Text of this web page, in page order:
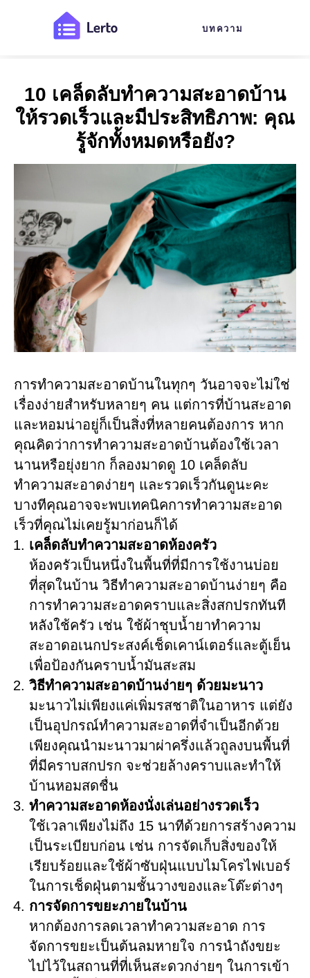
บทความ
10 เคล็ดลับทำความสะอาดบ้าน
ให้รวดเร็วและมีประสิทธิภาพ: คุณ
รู้จักทั้งหมดหรือยัง?
การทำความสะอาดบ้านในทุกๆ วันอาจจะไม่ใช่
เรื่องง่ายสำหรับหลายๆ คน แต่การที่บ้านสะอาด
และหอมน่าอยู่ก็เป็นสิ่งที่หลายคนต้องการ หาก
คุณคิดว่าการทำความสะอาดบ้านต้องใช้เวลา
นานหรือยุ่งยาก ก็ลองมาดดู 10 เคล็ดลับ
ทำความสะอาดง่ายๆ และรวดเร็วกันดูนะคะ
บางทีคุณอาจจะพบเทคนิคการทำความสะอาด
เร็วที่คุณไม่เคยรู้มาก่อนก็ได้
เคล็ดลับทำความสะอาดห้องครัว
ห้องครัวเป็นหนึ่งในพื้นที่ที่มีการใช้งานบ่อย
ที่สุดในบ้าน วิธีทำความสะอาดบ้านง่ายๆ คือ
การทำความสะอาดคราบและสิ่งสกปรกทันที
หลังใช้ครัว เช่น ใช้ผ้าชุบน้ำยาทำความ
สะอาดอเนกประสงค์เช็ดเคาน์เตอร์และตู้เย็น
เพื่อป้องกันคราบน้ำมันสะสม
วิธีทำความสะอาดบ้านง่ายๆ ด้วยมะนาว
มะนาวไม่เพียงแค่เพิ่มรสชาติในอาหาร แต่ยัง
เป็นอุปกรณ์ทำความสะอาดที่จำเป็นอีกด้วย
เพียงคุณนำมะนาวมาผ่าครึ่งแล้วถูลงบนพื้นที่
ที่มีคราบสกปรก จะช่วยล้างคราบและทำให้
บ้านหอมสดชื่น
ทำความสะอาดห้องนั่งเล่นอย่างรวดเร็ว
ใช้เวลาเพียงไม่ถึง 15 นาทีด้วยการสร้างความ
เป็นระเบียบก่อน เช่น การจัดเก็บสิ่งของให้
เรียบร้อยและใช้ผ้าซับฝุ่นแบบไมโครไฟเบอร์
ในการเช็ดฝุ่นตามชั้นวางของและโต๊ะต่างๆ
การจัดการขยะภายในบ้าน
หากต้องการลดเวลาทำความสะอาด การ
จัดการขยะเป็นต้นลมหายใจ การนำถังขยะ
ไปไว้ในสถานที่ที่เห็นสะดวกง่ายๆ ในการเข้า